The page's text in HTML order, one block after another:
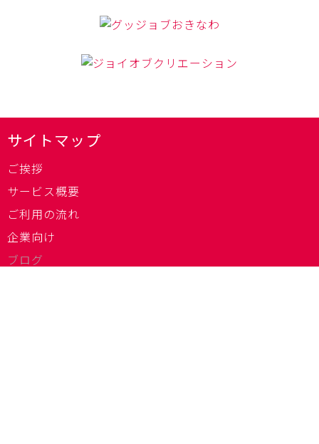
サイトマップ
ご挨拶
サービス概要
ご利用の流れ
企業向け
ブログ